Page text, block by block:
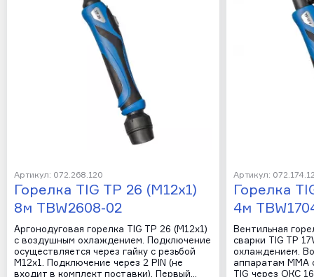
Артикул: 072.268.120
Горелка TIG TP 26 (М12х1)
8м TBW2608-02
Аргонодуговая горелка TIG TP 26 (М12х1)
с воздушным охлаждением. Подключение
осуществляется через гайку с резьбой
M12х1. Подключение через 2 PIN (не
входит в комплект поставки). Первый…
Артикул:
Горелка
4м
Вентильная
сварки TIG TP
охлаждением.
аппаратам MMA
TIG через ОКС